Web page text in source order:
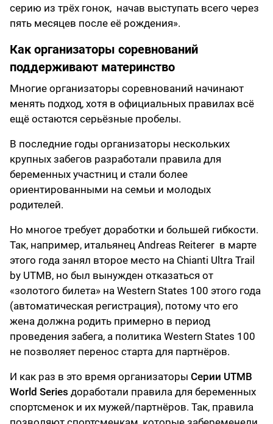
серию из трёх гонок, начав выступать всего через
пять месяцев после её рождения».
Как организаторы соревнований
поддерживают материнство
Многие организаторы соревнований начинают
менять подход, хотя в официальных правилах всё
ещё остаются серьёзные пробелы.
В последние годы организаторы нескольких
крупных забегов разработали правила для
беременных участниц и стали более
ориентированными на семьи и молодых
родителей.
Но многое требует доработки и большей гибкости.
Так, например, итальянец Andreas Reiterer в марте
этого года занял второе место на Chianti Ultra Trail
by UTMB, но был вынужден отказаться от
«золотого билета» на Western States 100 этого года
(автоматическая регистрация), потому что его
жена должна родить примерно в период
проведения забега, а политика Western States 100
не позволяет перенос старта для партнёров.
И как раз в это время организаторы Серии UTMB
World Series доработали правила для беременных
спортсменок и их мужей/партнёров. Так, правила